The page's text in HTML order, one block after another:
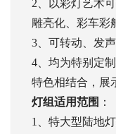
2、以彩灯艺术
雕亮化、彩车彩
3、可转动、发
4、均为特别定
特色相结合，展
灯组适用范围 ：
1、特大型陆地